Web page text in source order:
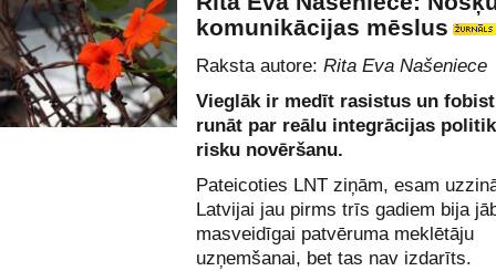
komunikācijas mēslus
Raksta autore: Rita Eva Našeniece
Vieglāk ir medīt rasistus un
runāt par reālu integrācijas
risku novēršanu.
Pateicoties LNT ziņām, esam
Latvijai jau pirms trīs gadiem bija
masveidīgai patvēruma meklētāju
uzņemšanai, bet tas nav izdarīts.